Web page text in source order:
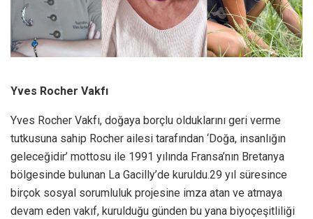
Yves Rocher Vakfı
Yves Rocher Vakfı, doğaya borçlu olduklarını geri verme
tutkusuna sahip Rocher ailesi tarafından ‘Doğa, insanlığın
geleceğidir’ mottosu ile 1991 yılında Fransa’nın Bretanya
bölgesinde bulunan La Gacilly’de kuruldu.29 yıl süresince
birçok sosyal sorumluluk projesine imza atan ve atmaya
devam eden vakıf, kurulduğu günden bu yana biyoçeşitliliği